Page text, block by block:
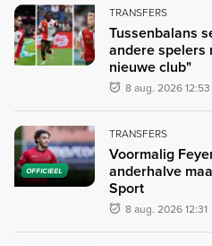
TRANSFERS
Tussenbalans
andere spelers
nieuwe club"
8 aug. 2026 12:53
OFFICIEEL
TRANSFERS
Voormalig
anderhalve
Sport
8 aug. 2026 12:31